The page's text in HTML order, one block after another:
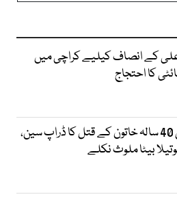
کے انصاف کیلیے کراچی میں
کا احتجاج
لاہور میں 40 سالہ خاتون کے قتل کا ڈراپ سین،
بیٹا ملوث نکلے